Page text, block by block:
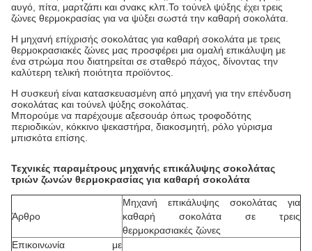
αυγό, πίτα, μαρτζάπι και σνακς κλπ.Το τούνελ ψύξης έχει τρεις
ζώνες θερμοκρασίας για να ψύξει σωστά την καθαρή σοκολάτα.
Η μηχανή επίχρισής σοκολάτας για καθαρή σοκολάτα με τρεις
θερμοκρασιακές ζώνες μας προσφέρει μια ομαλή επικάλυψη με
ένα στρώμα που διατηρείται σε σταθερό πάχος, δίνοντας την
καλύτερη τελική ποιότητα προϊόντος.
Η συσκευή είναι κατασκευασμένη από μηχανή για την επένδυση
σοκολάτας και τούνελ ψύξης σοκολάτας.
Μπορούμε να παρέχουμε αξεσουάρ όπως τροφοδότης
περιοδικών, κόκκινο ψεκαστήρα, διακοσμητή, ρόλο γύρισμα
μπισκότα επίσης.
Τεχνικές παραμέτρους μηχανής επικάλυψης σοκολάτας
τριών ζωνών θερμοκρασίας για καθαρή σοκολάτα
Άρθρο
Μηχανή επικάλυψης σοκολάτας για
καθαρή σοκολάτα σε τρεις
θερμοκρασιακές ζώνες
Επικοινωνία με